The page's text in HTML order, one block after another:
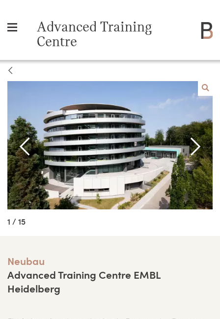
Advanced Training
Centre
1 / 15
Neubau
Advanced Training Centre EMBL
Heidelberg